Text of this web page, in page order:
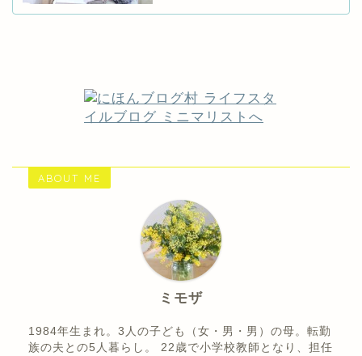
ABOUT ME
ミモザ
1984年生まれ。3人の子ども（女・男・男）の母。転勤
族の夫との5人暮らし。 22歳で小学校教師となり、担任